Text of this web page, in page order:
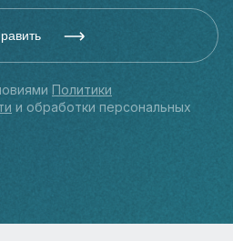
Политики
и обработки персональных